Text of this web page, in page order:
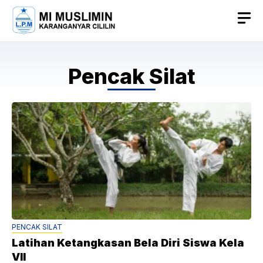
Skip
content
Pencak Silat
PENCAK SILAT
Latihan Ketangkasan Bela Diri Siswa Kela
VII